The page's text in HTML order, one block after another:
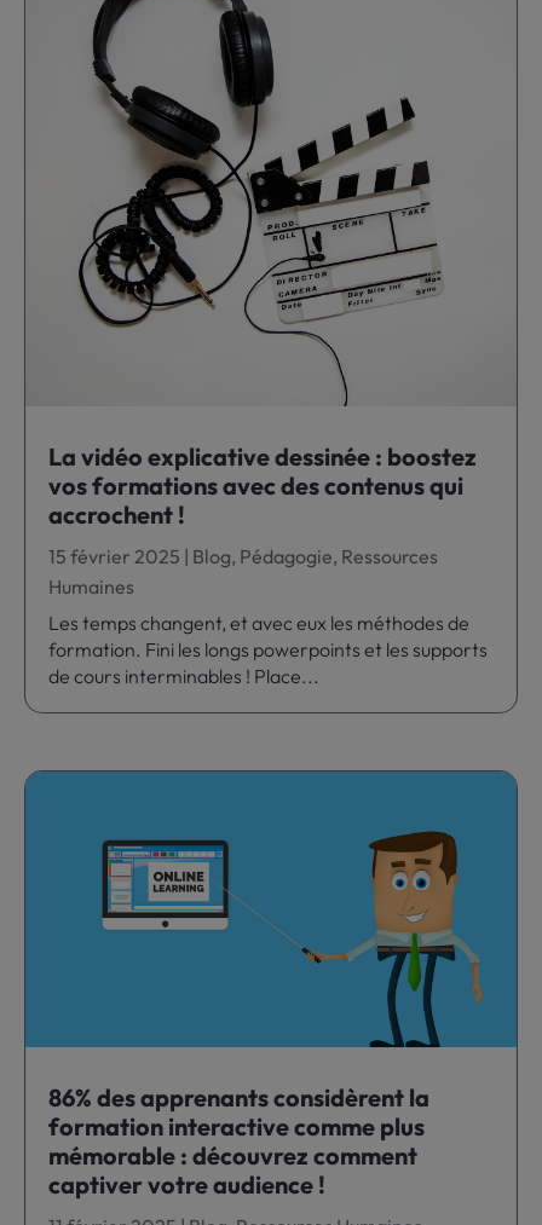
La vidéo explicative dessinée : boostez
vos formations avec des contenus qui
accrochent !
15 février 2025 | Blog, Pédagogie, Ressources
Humaines
Les temps changent, et avec eux les méthodes de
formation. Fini les longs powerpoints et les supports
de cours interminables ! Place...
86% des apprenants considèrent la
formation interactive comme plus
mémorable : découvrez comment
captiver votre audience !